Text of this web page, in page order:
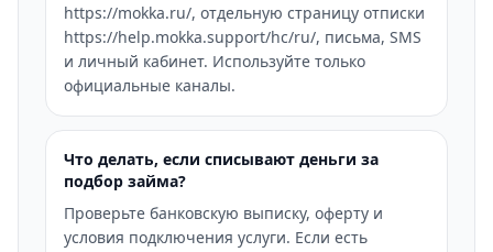
https://mokka.ru/, отдельную страницу отписки
https://help.mokka.support/hc/ru/, письма, SMS
и личный кабинет. Используйте только
официальные каналы.
Что делать, если списывают деньги за
подбор займа?
Проверьте банковскую выписку, оферту и
условия подключения услуги. Если есть